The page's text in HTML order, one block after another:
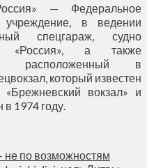
— Федеральное
учреждение, в ведении
спецгараж, судно
«Россия», а также
расположенный в
который известен
вокзал» и
в 1974 году.
по возможностям